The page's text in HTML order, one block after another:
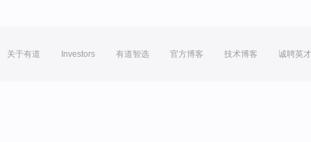
关于有道 Investors 有道智选 官方博客 技术博客 诚聘英才